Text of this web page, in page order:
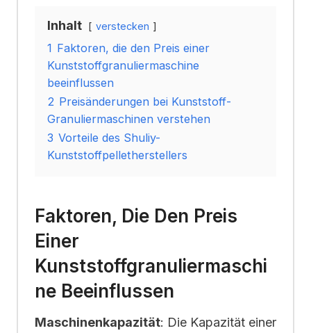
Inhalt verstecken
1 Faktoren, die den Preis einer
Kunststoffgranuliermaschine
beeinflussen
2 Preisänderungen bei Kunststoff-
Granuliermaschinen verstehen
3 Vorteile des Shuliy-
Kunststoffpelletherstellers
Faktoren, Die Den Preis
Einer
Kunststoffgranuliermaschi
Ne Beeinflussen
Maschinenkapazität: Die Kapazität einer